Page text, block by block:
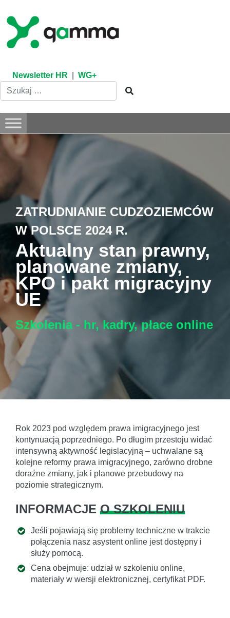
content
Newsletter HR WG+
ZATRUDNIANIE CUDZOZIEMCÓW
W POLSCE 2024 R.
Aktualny stan prawny,
planowane zmiany,
KPO i pakt migracyjny
UE
Szkolenia - hr, kadry, płace online
Rok 2023 pod względem prawa imigracyjnego jest
kontynuacją poprzedniego. Po długim przestoju widać
intensywną aktywność legislacyjną – uchwalane są
kolejne reformy prawa imigracyjnego, zarówno drobne
doraźne zmiany, jak i planowe przebudowy na
poziomie strategicznym.
INFORMACJE O SZKOLENIU
Jeśli pojawiają się problemy techniczne w trakcie
połączenia nasz asystent online jest dostępny i
służy pomocą.
Cena obejmuje: udział w szkoleniu online,
materiały w wersji elektronicznej, certyfikat PDF.